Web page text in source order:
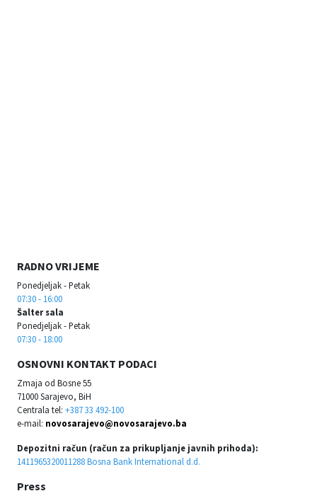
RADNO VRIJEME
Ponedjeljak - Petak
07:30 - 16:00
Šalter sala
Ponedjeljak - Petak
07:30 - 18:00
OSNOVNI KONTAKT PODACI
Zmaja od Bosne 55
71000 Sarajevo, BiH
Centrala tel: +387 33 492-100
e-mail: novosarajevo@novosarajevo.ba
Depozitni račun (račun za prikupljanje javnih prihoda):
1411965320011288 Bosna Bank International d.d.
Press